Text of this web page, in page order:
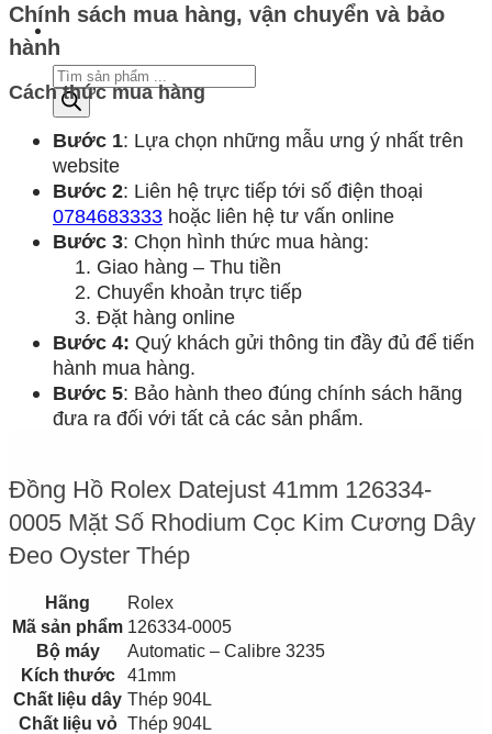
Tìm
kiếm
sản
phẩm
Chính sách mua hàng, vận chuyển và bảo
hành
Cách thức mua hàng
Bước 1: Lựa chọn những mẫu ưng ý nhất trên
website
Bước 2: Liên hệ trực tiếp tới số điện thoại
0784683333 hoặc liên hệ tư vấn online
Bước 3: Chọn hình thức mua hàng:
Giao hàng – Thu tiền
Chuyển khoản trực tiếp
Đặt hàng online
Bước 4: Quý khách gửi thông tin đầy đủ để tiến
hành mua hàng.
Bước 5: Bảo hành theo đúng chính sách hãng
đưa ra đối với tất cả các sản phẩm.
Đồng Hồ Rolex Datejust 41mm 126334-
0005 Mặt Số Rhodium Cọc Kim Cương Dây
Đeo Oyster Thép
Hãng
Rolex
Mã sản phẩm 126334-0005
Bộ máy
Automatic – Calibre 3235
Kích thước
41mm
Chất liệu dây Thép 904L
Chất liệu vỏ Thép 904L